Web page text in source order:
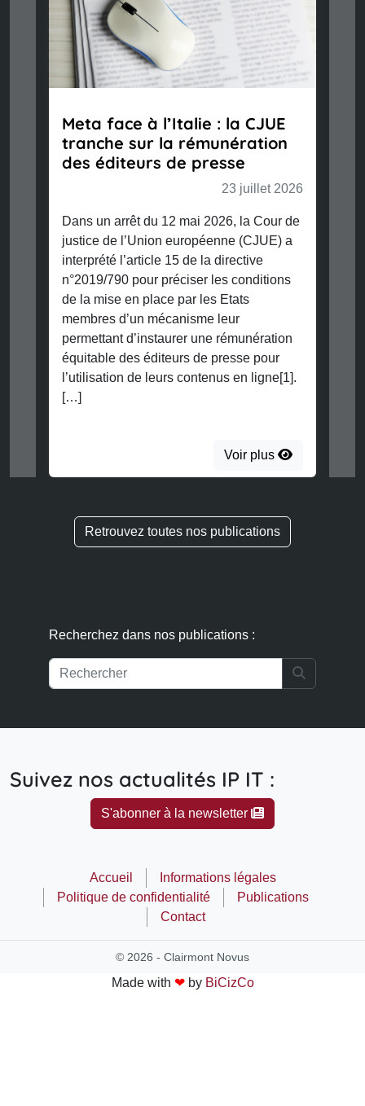
Meta face à l’Italie : la CJUE
tranche sur la rémunération
des éditeurs de presse
23 juillet 2026
Dans un arrêt du 12 mai 2026, la Cour de
justice de l’Union européenne (CJUE) a
interprété l’article 15 de la directive
n°2019/790 pour préciser les conditions
de la mise en place par les Etats
membres d’un mécanisme leur
permettant d’instaurer une rémunération
équitable des éditeurs de presse pour
l’utilisation de leurs contenus en ligne[1].
[…]
Voir plus
Retrouvez toutes nos publications
Recherchez dans nos publications :
Suivez nos actualités IP IT :
S'abonner à la newsletter
Accueil
Informations légales
Politique de confidentialité
Publications
Contact
© 2026 - Clairmont Novus
Made with ❤by BiCizCo